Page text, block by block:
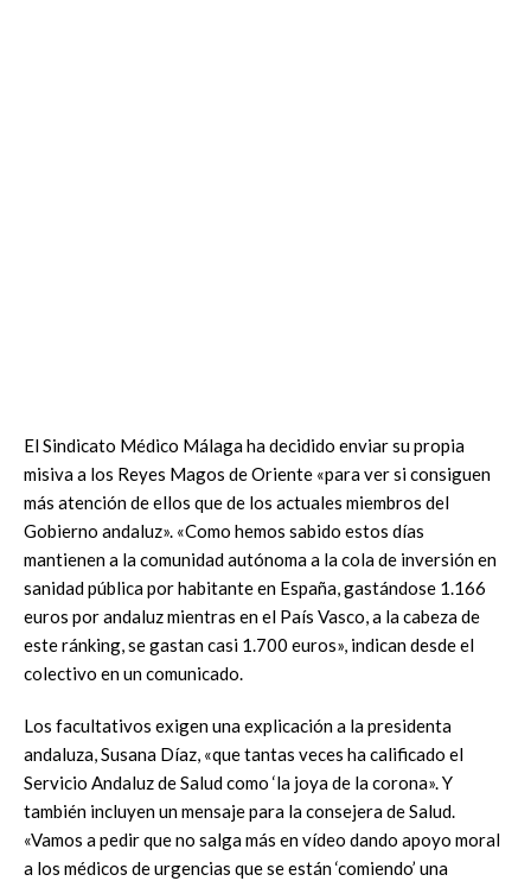
El Sindicato Médico Málaga ha decidido enviar su propia
misiva a los Reyes Magos de Oriente «para ver si consiguen
más atención de ellos que de los actuales miembros del
Gobierno andaluz». «Como hemos sabido estos días
mantienen a la comunidad autónoma a la cola de inversión en
sanidad pública por habitante en España, gastándose 1.166
euros por andaluz mientras en el País Vasco, a la cabeza de
este ránking, se gastan casi 1.700 euros», indican desde el
colectivo en un comunicado.
Los facultativos exigen una explicación a la presidenta
andaluza, Susana Díaz, «que tantas veces ha calificado el
Servicio Andaluz de Salud como ‘la joya de la corona». Y
también incluyen un mensaje para la consejera de Salud.
«Vamos a pedir que no salga más en vídeo dando apoyo moral
a los médicos de urgencias que se están ‘comiendo’ una